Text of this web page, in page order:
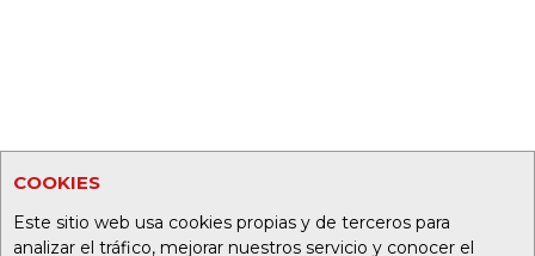
COOKIES
Este sitio web usa cookies propias y de terceros para
analizar el tráfico, mejorar nuestros servicio y conocer el